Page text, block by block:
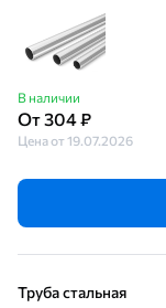
В наличии
От 304 ₽
Цена от 19.07.2026
Труба стальная